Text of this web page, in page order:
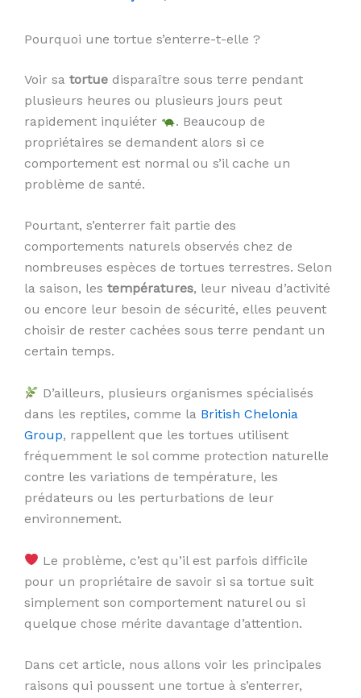
Pourquoi une tortue s’enterre-t-elle ?
Voir sa tortue disparaître sous terre pendant
plusieurs heures ou plusieurs jours peut
rapidement inquiéter
. Beaucoup de
propriétaires se demandent alors si ce
comportement est normal ou s’il cache un
problème de santé.
Pourtant, s’enterrer fait partie des
comportements naturels observés chez de
nombreuses espèces de tortues terrestres. Selon
la saison, les températures, leur niveau d’activité
ou encore leur besoin de sécurité, elles peuvent
choisir de rester cachées sous terre pendant un
certain temps.
D’ailleurs, plusieurs organismes spécialisés
dans les reptiles, comme la British Chelonia
Group, rappellent que les tortues utilisent
fréquemment le sol comme protection naturelle
contre les variations de température, les
prédateurs ou les perturbations de leur
environnement.
Le problème, c’est qu’il est parfois difficile
pour un propriétaire de savoir si sa tortue suit
simplement son comportement naturel ou si
quelque chose mérite davantage d’attention.
Dans cet article, nous allons voir les principales
raisons qui poussent une tortue à s’enterrer,